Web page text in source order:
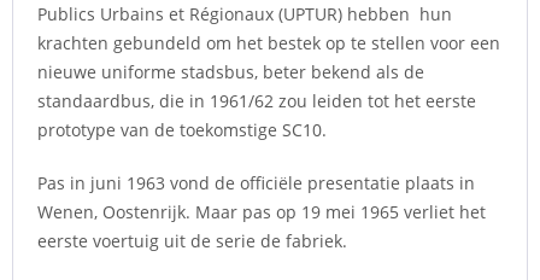
Publics Urbains et Régionaux (UPTUR) hebben hun
krachten gebundeld om het bestek op te stellen voor een
nieuwe uniforme stadsbus, beter bekend als de
standaardbus, die in 1961/62 zou leiden tot het eerste
prototype van de toekomstige SC10.
Pas in juni 1963 vond de officiële presentatie plaats in
Wenen, Oostenrijk. Maar pas op 19 mei 1965 verliet het
eerste voertuig uit de serie de fabriek.